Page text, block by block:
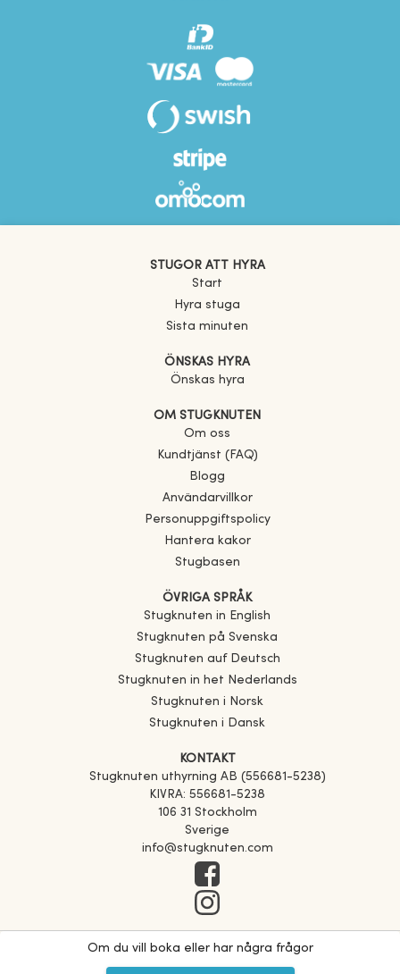
Om du vill boka eller har några frågor
STUGOR ATT HYRA
Start
Hyra stuga
Sista minuten
ÖNSKAS HYRA
Önskas hyra
OM STUGKNUTEN
Om oss
Kundtjänst (FAQ)
Blogg
Användarvillkor
Personuppgiftspolicy
Hantera kakor
Stugbasen
ÖVRIGA SPRÅK
Stugknuten in English
Stugknuten på Svenska
Stugknuten auf Deutsch
Stugknuten in het Nederlands
Stugknuten i Norsk
Stugknuten i Dansk
KONTAKT
Stugknuten uthyrning AB (556681-5238)
KIVRA: 556681-5238
106 31 Stockholm
Sverige
info@stugknuten.com